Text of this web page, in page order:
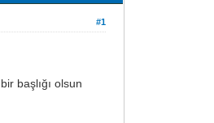
#1
başlığı olsun